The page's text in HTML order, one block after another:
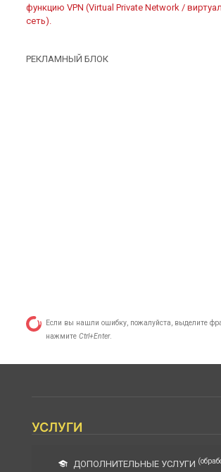
функцию VPN (Virtual Private Network /
сеть).
РЕКЛАМНЫЙ БЛОК
Если вы нашли ошибку, пожалуйста, выделите
нажмите Ctrl+Enter.
УСЛУГИ
ДОПОЛНИТЕЛЬНЫЕ УСЛУГИ